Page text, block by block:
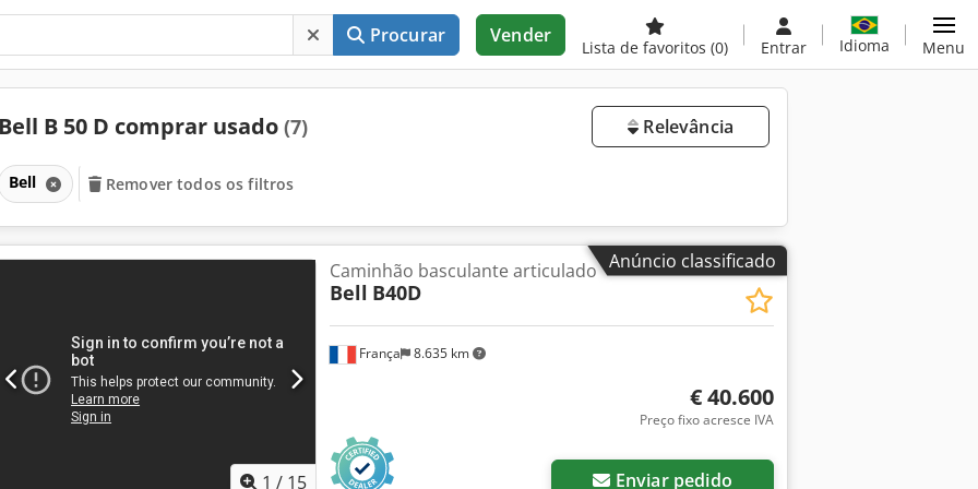
Procurar Vender
Lista de favoritos (0) Entrar Idioma Menu
Bell B 50 D comprar usado (7) Relevância
Bell Remover todos os filtros
Anúncio classificado
1 / 15
França 8.635 km
Caminhão basculante articulado
Bell B40D
€ 40.600
Preço fixo acresce IVA
Enviar pedido